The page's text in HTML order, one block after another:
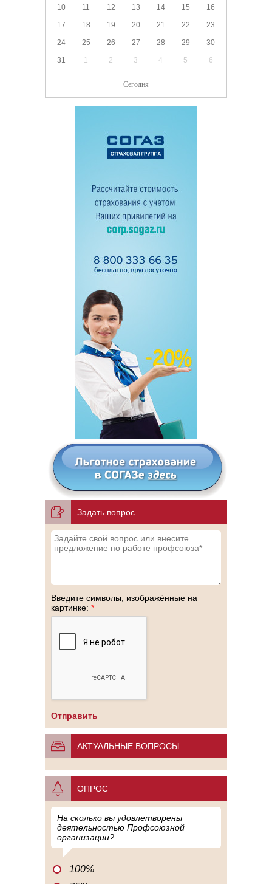
10 11 12 13 14 15 16
17 18 19 20 21 22 23
24 25 26 27 28 29 30
31 1 2 3 4 5 6
Сегодня
Задать вопрос
Введите символы, изображённые на
картинке: *
АКТУАЛЬНЫЕ ВОПРОСЫ
ОПРОС
На сколько вы удовлетворены
деятельностью Профсоюзной
организации?
100%